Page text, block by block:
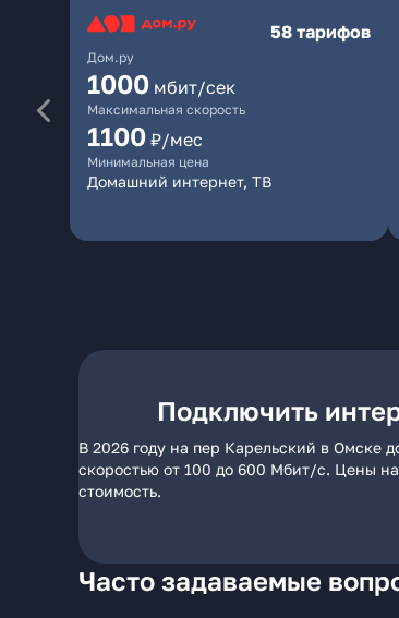
Дом.ру
58 тарифов
1000 мбит/сек
Максимальная скорость
1100 ₽/мес
Минимальная цена
Домашний интернет, ТВ
Подключить
В 2026 году на пер Карельский в Омске
скоростью от 100 до 600 Мбит/с. Цены
стоимость.
Часто задаваемые